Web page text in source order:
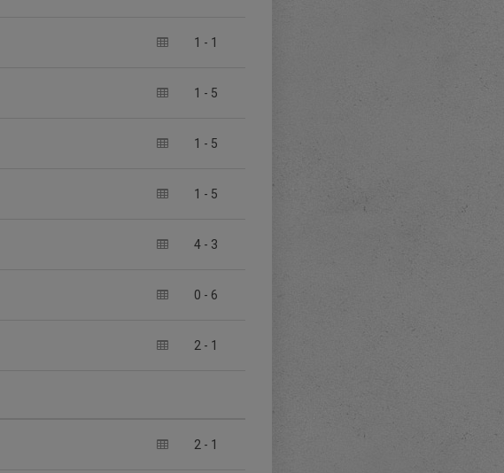
1 - 1
1 - 5
1 - 5
1 - 5
4 - 3
0 - 6
2 - 1
2 - 1